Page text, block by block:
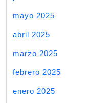
mayo 2025
abril 2025
marzo 2025
febrero 2025
enero 2025